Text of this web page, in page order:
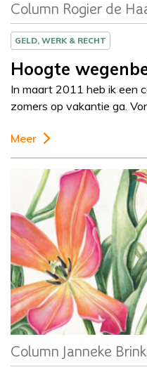
Column Rogier de
GELD, WERK & RECHT
Hoogte
In maart 2011 heb ik een
zomers op vakantie ga.
Meer
Column
Column Janneke